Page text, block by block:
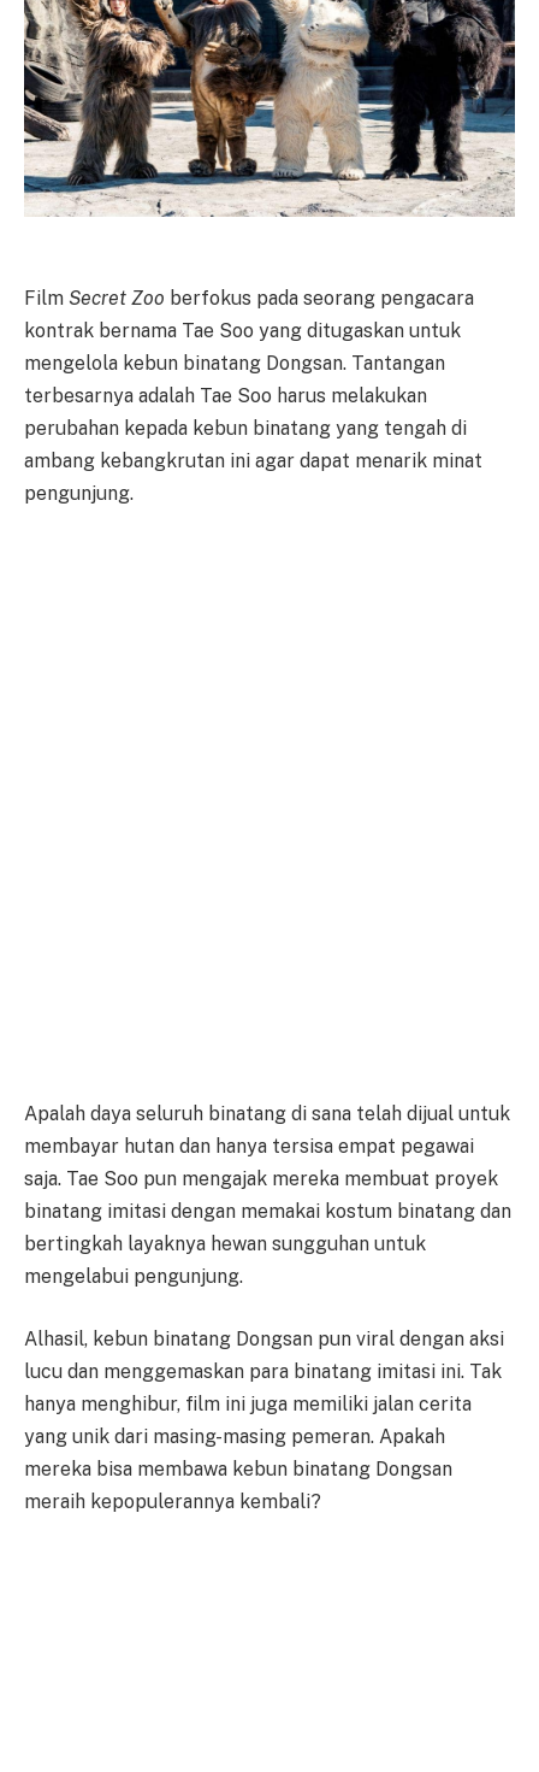
Film Secret Zoo berfokus pada seorang pengacara
kontrak bernama Tae Soo yang ditugaskan untuk
mengelola kebun binatang Dongsan. Tantangan
terbesarnya adalah Tae Soo harus melakukan
perubahan kepada kebun binatang yang tengah di
ambang kebangkrutan ini agar dapat menarik minat
pengunjung.
Apalah daya seluruh binatang di sana telah dijual untuk
membayar hutan dan hanya tersisa empat pegawai
saja. Tae Soo pun mengajak mereka membuat proyek
binatang imitasi dengan memakai kostum binatang dan
bertingkah layaknya hewan sungguhan untuk
mengelabui pengunjung.
Alhasil, kebun binatang Dongsan pun viral dengan aksi
lucu dan menggemaskan para binatang imitasi ini. Tak
hanya menghibur, film ini juga memiliki jalan cerita
yang unik dari masing-masing pemeran. Apakah
mereka bisa membawa kebun binatang Dongsan
meraih kepopulerannya kembali?